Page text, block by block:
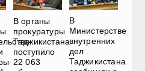
В органы
прокуратуры
Таджикистана
поступило
22 063
В
Министерстве
внутренних
дел
Таджикистана